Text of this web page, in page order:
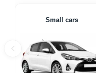
Small cars